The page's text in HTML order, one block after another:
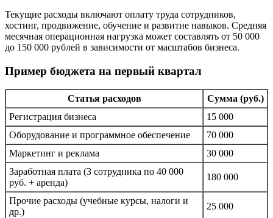
Текущие расходы включают оплату труда сотрудников,
хостинг, продвижение, обучение и развитие навыков. Средняя
месячная операционная нагрузка может составлять от 50 000
до 150 000 рублей в зависимости от масштабов бизнеса.
Пример бюджета на первый квартал
Статья расходов
Сумма (руб.)
Регистрация бизнеса
15 000
Оборудование и программное обеспечение
70 000
Маркетинг и реклама
30 000
Заработная плата (3 сотрудника по 40 000
руб. + аренда)
180 000
Прочие расходы (учебные курсы, налоги и
др.)
25 000